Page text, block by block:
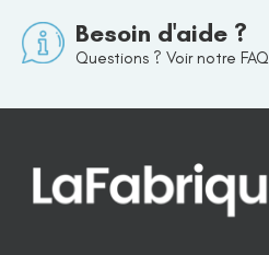
Besoin d'aide ?
Questions ? Voir notre FAQ